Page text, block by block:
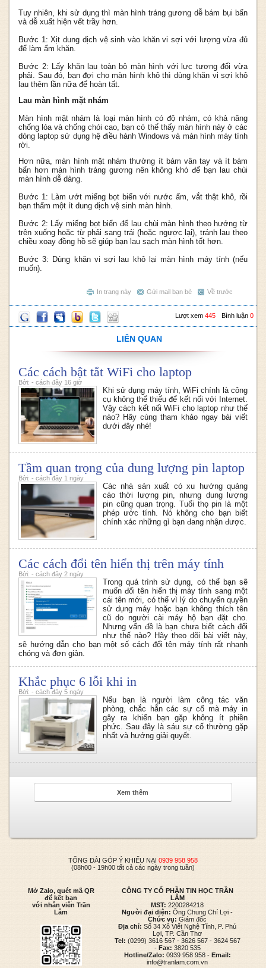
Tuy nhiên, khi sử dụng thì màn hình tráng gương dễ bám bụi bẩn
và dễ xuất hiện vết trầy hơn.
Bước 1: Xịt dung dịch vệ sinh vào khăn vi sợi với lượng vừa đủ
để làm ẩm khăn.
Bước 2: Lấy khăn lau toàn bộ màn hình với lực tương đối vừa
phải. Sau đó, bạn đợi cho màn hình khô thì dùng khăn vi sợi khô
lau thêm lần nữa để hoàn tất.
Lau màn hình mặt nhám
Màn hình mặt nhám là loại màn hình có độ nhám, có khả năng
chống lóa và chống chói cao, bạn có thể thấy màn hình này ở các
dòng laptop sử dụng hệ điều hành Windows và màn hình máy tính
rời.
Hơn nữa, màn hình mặt nhám thường ít bám vân tay và ít bám
bẩn hơn màn hình tráng gương nên không khó để bạn lau chùi
màn hình dễ dàng.
Bước 1: Làm ướt miếng bọt biển với nước ấm, vắt thật khô, rồi
bạn thấm một ít dung dịch vệ sinh màn hình.
Bước 2: Lấy miếng bọt biển để lau chùi màn hình theo hướng từ
trên xuống hoặc từ phải sang trái (hoặc ngược lại), tránh lau theo
chiều xoay đồng hồ sẽ giúp bạn lau sạch màn hình tốt hơn.
Bước 3: Dùng khăn vi sợi lau khô lại màn hình máy tính (nếu
muốn).
Về trước
Gửi mail bạn bè
In trang này
Bình luận 0
Lượt xem 445
LIÊN QUAN
Các cách bật tắt WiFi cho laptop
Bởi: - cách đây 16 giờ
Khi sử dụng máy tính, WiFi chính là công
cụ không thể thiếu để kết nối với Internet.
Vậy cách kết nối WiFi cho laptop như thế
nào? Hãy cùng tham khảo ngay bài viết
dưới đây nhé!
Tầm quan trọng của dung lượng pin laptop
Bởi: - cách đây 1 ngày
Các nhà sản xuất có xu hướng quảng
cáo thời lượng pin, nhưng dung lượng
pin cũng quan trọng. Tuổi thọ pin là một
phép ước tính. Nó không cho bạn biết
chính xác những gì bạn đang nhận được.
Các cách đổi tên hiển thị trên máy tính
Bởi: - cách đây 2 ngày
Trong quá trình sử dụng, có thể bạn sẽ
muốn đổi tên hiển thị máy tính sang một
cái tên mới, có thể vì lý do chuyển quyền
sử dụng máy hoặc bạn không thích tên
cũ do người cài máy hộ bạn đặt cho.
Nhưng vấn đề là bạn chưa biết cách đổi
như thế nào? Hãy theo dõi bài viết này,
sẽ hướng dẫn cho bạn một số cách đổi tên máy tính rất nhanh
chóng và đơn giản.
Khắc phục 6 lỗi khi in
Bởi: - cách đây 5 ngày
Nếu bạn là người làm công tác văn
phòng, chắc hẳn các sự cố mà máy in
gây ra khiến bạn gặp không ít phiền
phức. Sau đây là sáu sự cố thường gặp
nhất và hướng giải quyết.
Xem thêm
TỔNG ĐÀI GÓP Ý KHIẾU NẠI 0939 958 958
(08h00 - 19h00 tất cả các ngày trong tuần)
Mở Zalo, quét mã QR
để kết bạn
với nhân viên Trần
Lâm
CÔNG TY CỔ PHẦN TIN HỌC TRẦN
LÂM
MST: 2200284218
Người đại diện: Ông Chung Chí Lợi -
Chức vụ: Giám đốc
Địa chỉ: Số 34 Xô Viết Nghệ Tĩnh, P. Phú
Lợi, TP. Cần Thơ
Tel: (0299) 3616 567 - 3626 567 - 3624 567
- Fax: 3820 535
Hotline/Zalo: 0939 958 958 - Email:
info@tranlam.com.vn